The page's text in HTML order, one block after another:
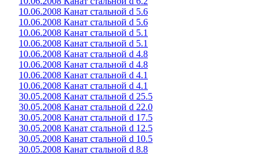
10.06.2008 Канат стальной d 5.6
10.06.2008 Канат стальной d 5.6
10.06.2008 Канат стальной d 5.1
10.06.2008 Канат стальной d 5.1
10.06.2008 Канат стальной d 4.8
10.06.2008 Канат стальной d 4.8
10.06.2008 Канат стальной d 4.1
10.06.2008 Канат стальной d 4.1
30.05.2008 Канат стальной d 25.5
30.05.2008 Канат стальной d 22.0
30.05.2008 Канат стальной d 17.5
30.05.2008 Канат стальной d 12.5
30.05.2008 Канат стальной d 10.5
30.05.2008 Канат стальной d 8.8